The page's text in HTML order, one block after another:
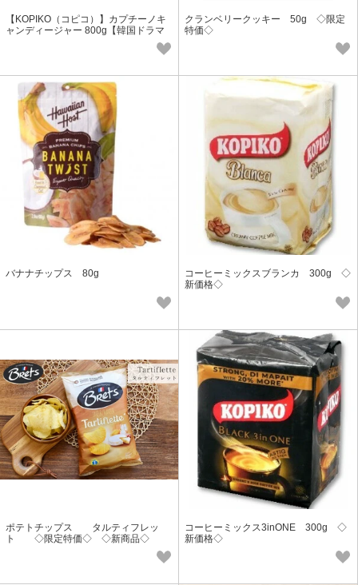
【KOPIKO（コピコ）】カプチーノキ
ャンディージャー 800g【韓国ドラマ
クランベリークッキー 50g ◇限定
特価◇
バナナチップス 80g
コーヒーミックスブランカ 300g ◇
新価格◇
ポテトチップス タルティフレッ
ト ◇限定特価◇ ◇新商品◇
コーヒーミックス3inONE 300g ◇
新価格◇